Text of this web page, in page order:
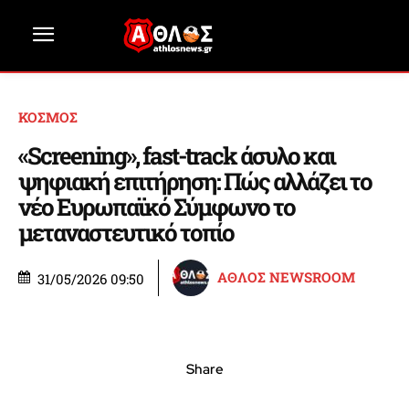
ΚΟΣΜΟΣ
«Screening», fast-track άσυλο και
ψηφιακή επιτήρηση: Πώς αλλάζει το
νέο Ευρωπαϊκό Σύμφωνο το
μεταναστευτικό τοπίο
31/05/2026 09:50 ΑΘΛΟΣ NEWSROOM
Share